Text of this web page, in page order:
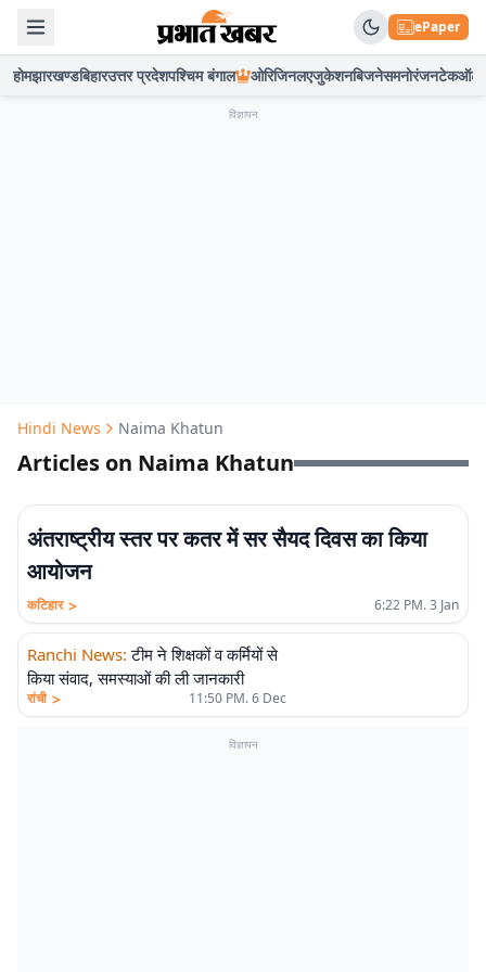
ePaper
होमझारखण्डबिहारउत्तर प्रदेशपश्चिम बंगाल ओरिजिनलएजुकेशनबिजनेसमनोरंजनटेकऑटो
विज्ञापन
Hindi News Naima Khatun
Articles on Naima Khatun
अंतराष्ट्रीय स्तर पर कतर में सर सैयद दिवस का किया
आयोजन
कटिहार > 6:22 PM. 3 Jan
Ranchi News: टीम ने शिक्षकों व कर्मियों से
किया संवाद, समस्याओं की ली जानकारी
रांची > 11:50 PM. 6 Dec
विज्ञापन